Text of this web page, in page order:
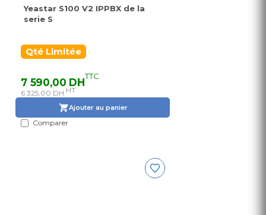
Yeastar S100 V2 IPPBX de la
serie S
Qté Limitée
7 590,00 DHTTC
6 325,00 DH HT
Ajouter au panier
Comparer